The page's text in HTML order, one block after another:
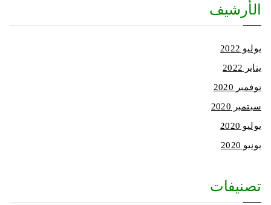
الأرشيف
يوليو 2022
يناير 2022
نوفمبر 2020
سبتمبر 2020
يوليو 2020
يونيو 2020
تصنيفات